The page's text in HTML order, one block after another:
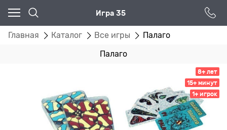
Игра 35
Главная Каталог Все игры Палаго
Палаго
8+ лет
15+ минут
1+ игрок